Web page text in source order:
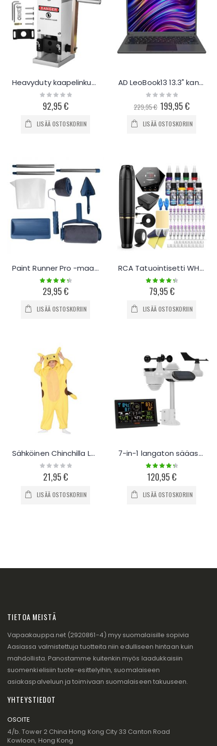
Heavyduty kaapelinkuorija 1,5–25 mm
Rating:
0%
92,95 €
LISÄÄ OSTOSKORIIN
AD LeoBook13 13.3" kannettava Win 10
Rating:
229,95 € Special
Price
199,95 €
LISÄÄ OSTOSKORIIN
Paint Runner Pro -maalausjärjestelmä
Rating:
90%
29,95 €
LISÄÄ OSTOSKORIIN
RCA Tatuointisetti WH01
Rating:
90%
79,95 €
LISÄÄ OSTOSKORIIN
Sähköinen Chinchilla Lasten Naamiaisasu
Rating:
0%
21,95 €
LISÄÄ OSTOSKORIIN
7-in-1 langaton sääasema
Rating:
90%
120,95 €
LISÄÄ OSTOSKORIIN
TIETOA MEISTÄ
Vapaakauppa.net (2920861-4) myy suomalaisille sopivia
Aasiassa valmistettuja tuotteita niin edulliseen hintaan kuin
mahdollista. Panostamme kuitenkin myös laadukkaisiin
suomenkielisiin tuote-esittelyihin, suomalaiseen
asiakaspalveluun ja toimivaan suomalaiseen takuuseen.
YHTEYSTIEDOT
OSOITE
4/b. Tower 2 China Hong Kong City 33 Canton Road
Kowloon, Hong Kong